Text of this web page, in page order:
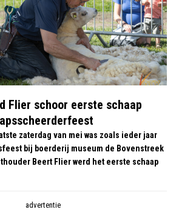
Flier schoor eerste schaap
zaterdag van mei was zoals ieder jaar
bij boerderij museum de Bovenstreek
Beert Flier werd het eerste schaap
advertentie